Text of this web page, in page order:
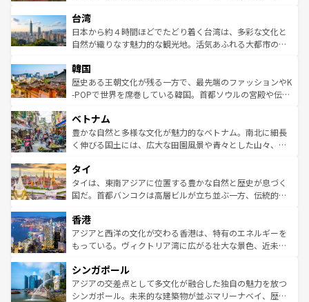
ならではの贅沢な旅のスタイルだ。 なお、新着のアメリカ
情報はコンテンツ一覧を参照してほしい。
れるおもてなしの心で訪れる人々を迎えてくれるハワイの
人々、おいしいローカルフードやハワイアンミュージッ
ク、伝統的なフラダンスなど、すべてがハワイの魅力を彩
ワイを、存分に味わってほしい。 なお、新着のハワイ情報
はコンテンツ一覧を参照してほしい。
リアリーフや大陸中央部にそびえるウルル（エアーズロッ
ク）、タスマニアの美しい原生林やケアンズの熱帯雨林な
ど、見どころがたくさん。また、カフェやワイン、オージ
いる。アクティビティも充実しており、サーフィンやダイ
ビング、ハイキングなど、アウトドア好きにはたまらな
い。オーストラリアの多彩な魅力を存分に味わいつくそ
参照してほしい。
台湾
日本から約４時間ほどでたどり着く台湾は、多彩な文化と
自然が織りなす魅力的な観光地。活気あふれる大都市の台
ン）、静ひつな山岳地帯である台湾東部など、都市の喧騒
と山間の静けさが共存しており、訪れる人に新しい発見と
驚きをもたらしてくれる。また、奥深い台湾の食文化も魅
容にもいいと評判のスイーツなど、バラエティ豊かな料理
が味わえる。 なお、新着の台湾情報は コンテンツ一覧を参
照してほしい。
韓国
歴史ある王朝文化が残る一方で、最先端のファッションやK
-POPで世界を席巻している韓国。首都ソウルの宮殿や伝統
き、地方に足を延ばせば四季折々の自然美を楽しむことが
できる。そして、キムチや焼肉、絶品のストリートフード
まで、さまざまな韓国料理が待っている。夜には、韓国な
リティに包まれながら、韓国の多彩な魅力を心ゆくまで味
わってみてほしい。 なお、新着の韓国情報はコンテンツ一
覧を参照してほしい。
ベトナム
豊かな自然と多様な文化が魅力的なベトナム。南北に細長
く伸びる国土には、広大な田園風景や青々とした山々、世
急速な発展と共に伝統が息づく。ハノイの古い町並みやホ
ーチミン市のフランス統治時代の建物も、独特の雰囲気を
醸し出している。また、バラエティの豊かさとおいしさで
とつ。フォーやバインミー、ベトナムコーヒーなどは、ぜ
ひ現地で味わいたい。どの地域を訪れてもあたたかい人々
が旅行者を迎えてくれるので、きっと忘れられない旅にな
参照してほしい。
タイ
タイは、東南アジアに位置する豊かな自然と歴史が息づく
国だ。首都バンコクは高層ビルが立ち並ぶ一方、伝統的な
の活気が交差している。北部ではチェンマイなどの山岳地
帯で自然と触れ合い、南部ではプーケットやクラビの美し
いビーチでリゾート気分を楽しむことができる。タイ料理
激する。気候は一年中温暖で、どの季節にも異なる楽しみ
が待っている。親しみやすいタイの人々、仏教を中心とし
た文化、そして多様な観光資源が、訪れる旅人を魅了し続
香港
アジアと西洋の文化が交わる香港は、特有のエネルギーを
もっている。ヴィクトリア湾に広がる壮大な景色、近未来
み、どこを訪れても感動するはず。観光スポットが密集し
ており、効率よく見どころを回れるのも魅力。息をのむよ
うな絶景から文化的な体験まで、香港を存分に楽しみ尽く
シンガポール
アジアの交差点として多文化が融合した独自の魅力を放つ
シンガポール。未来的な建築物が並ぶマリーナベイ、歴史